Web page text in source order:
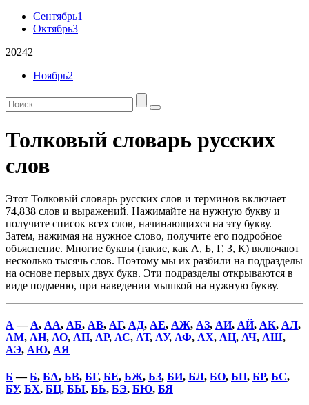
Сентябрь1
Октябрь3
20242
Ноябрь2
Толковый словарь русских
слов
Этот Толковый словарь русских слов и терминов включает
74,838 слов и выражений. Нажимайте на нужную букву и
получите список всех слов, начинающихся на эту букву.
Затем, нажимая на нужное слово, получите его подробное
объяснение. Многие буквы (такие, как А, Б, Г, З, К) включают
несколько тысячь слов. Поэтому мы их разбили на подразделы
на основе первых двух букв. Эти подразделы открываются в
виде подменю, при наведении мышкой на нужную букву.
А — А, АА, АБ, АВ, АГ, АД, АЕ, АЖ, АЗ, АИ, АЙ, АК, АЛ,
АМ, АН, АО, АП, АР, АС, АТ, АУ, АФ, АХ, АЦ, АЧ, АШ,
АЭ, АЮ, АЯ
Б —Б, БА, БВ, БГ, БЕ, БЖ, БЗ, БИ, БЛ, БО, БП, БР, БС,
БУ, БХ, БЦ, БЫ, БЬ, БЭ, БЮ, БЯ